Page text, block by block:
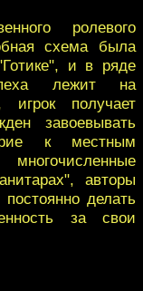
ролевого
схема была
и в ряде
лежит на
игрок получает
завоевывать
к местным
авторы
делать
за свои